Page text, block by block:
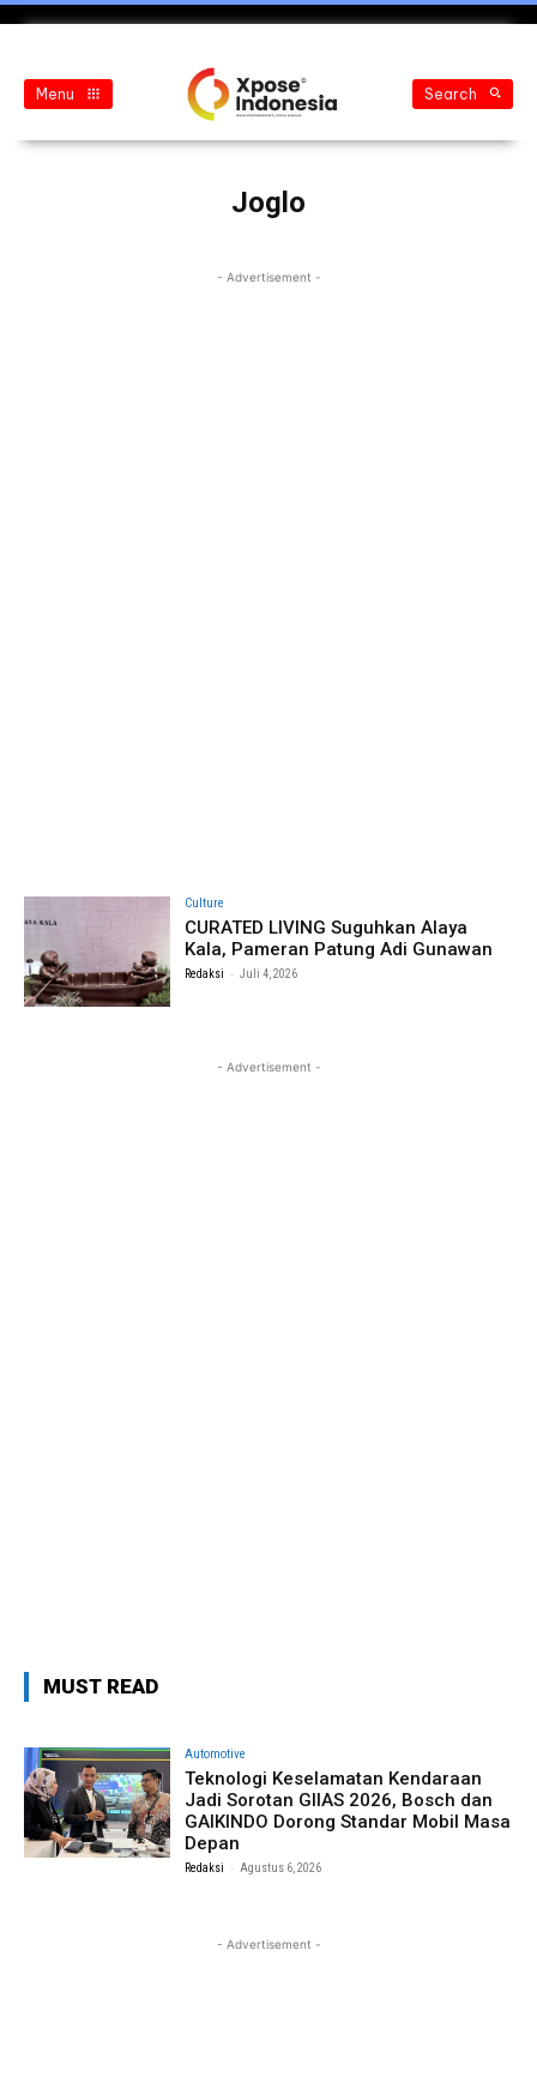
Menu Search
Joglo
- Advertisement -
Culture
CURATED LIVING Suguhkan Alaya
Kala, Pameran Patung Adi Gunawan
Redaksi - Juli 4, 2026
- Advertisement -
MUST READ
Automotive
Teknologi Keselamatan Kendaraan
Jadi Sorotan GIIAS 2026, Bosch dan
GAIKINDO Dorong Standar Mobil Masa
Depan
Redaksi - Agustus 6, 2026
- Advertisement -